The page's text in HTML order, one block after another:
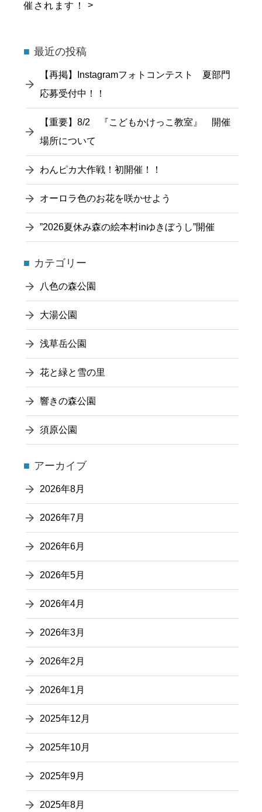
催されます！
最近の投稿
【再掲】Instagramフォトコンテスト 夏部門
応募受付中！！
【重要】8/2 『こどもかけっこ教室』 開催
場所について
わんピカ大作戦！初開催！！
オーロラ色のお花を咲かせよう
”2026夏休み森の絵本村inゆきぼうし”開催
カテゴリー
八色の森公園
大湯公園
浅草岳公園
花と緑と雪の里
響きの森公園
須原公園
アーカイブ
2026年8月
2026年7月
2026年6月
2026年5月
2026年4月
2026年3月
2026年2月
2026年1月
2025年12月
2025年10月
2025年9月
2025年8月